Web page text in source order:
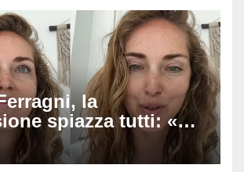
la
spiazza tutti: «Un
che mi rifacessi
Poi svela i ritocchi di